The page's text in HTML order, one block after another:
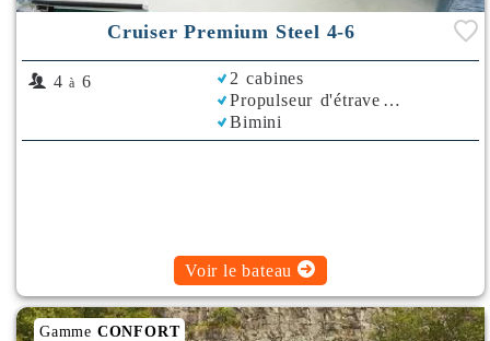
Cruiser Premium Steel 4-6
4 à 6
2 cabines
Propulseur d'étrave
Bimini
Voir le bateau
Gamme CONFORT